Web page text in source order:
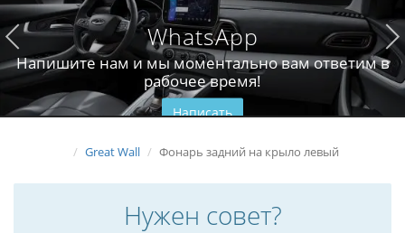
WhatsApp
Напишите нам и мы моментально вам ответим в
рабочее время!
Написать
Great Wall Фонарь задний на крыло левый
Нужен совет?